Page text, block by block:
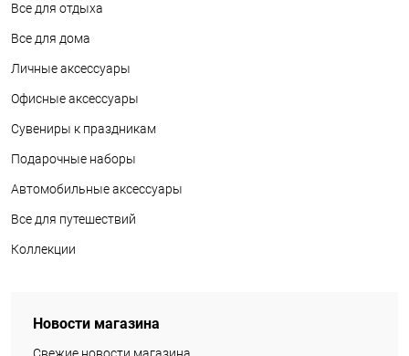
Все для отдыха
Все для дома
Личные аксессуары
Офисные аксессуары
Сувениры к праздникам
Подарочные наборы
Автомобильные аксессуары
Все для путешествий
Коллекции
Новости магазина